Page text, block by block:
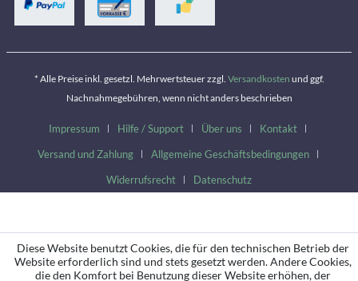
* Alle Preise inkl. gesetzl. Mehrwertsteuer zzgl. Versandkosten und ggf.
Nachnahmegebühren, wenn nicht anders beschrieben
Impressum Hilfe / Support Über uns
Kontakt
Versand und Zahlung
Allgemeine Geschäftsbedingungen
Widerrufsrecht
Datenschutz
Diese Website benutzt Cookies, die für den technischen Betrieb der
Website erforderlich sind und stets gesetzt werden. Andere Cookies,
die den Komfort bei Benutzung dieser Website erhöhen, der